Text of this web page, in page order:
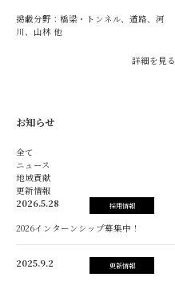
掲載分野：橋梁・トンネル、道路、河
川、山林 他
詳細を見る
お知らせ
全て
ニュース
地域貢献
更新情報
2026.5.28
採用情報
2026インターンシップ募集中！
2025.9.2 更新情報